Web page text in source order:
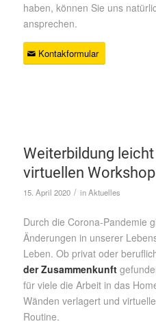
haben, können Sie uns
ansprechen.
Kontakformular
Weiterbildung
virtuellen
15. April 2020 / inAktuelles
Durch die Corona-Pandemie
Änderungen in unserer
Leben. Ob privat oder
der Zusammenkunft
für viele die Arbeit in das
Wänden verlagert und
Routine.